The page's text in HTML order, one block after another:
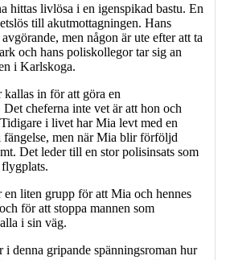
hittas livlösa i en igenspikad bastu. En
till akutmottagningen. Hans
men någon är ute efter att ta
och hans poliskollegor tar sig an
i Karlskoga.
in för att göra en
cheferna inte vet är att hon och
i livet har Mia levt med en
fängelse, men när Mia blir förföljd
Det leder till en stor polisinsats som
en liten grupp för att Mia och hennes
för att stoppa mannen som
i sin väg.
i denna gripande spänningsroman hur